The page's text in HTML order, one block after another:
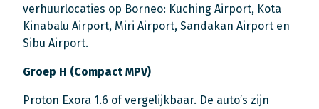
verhuurlocaties op Borneo: Kuching Airport, Kota
Kinabalu Airport, Miri Airport, Sandakan Airport en
Sibu Airport.
Groep H (Compact MPV)
Proton Exora 1.6 of vergelijkbaar. De auto’s zijn